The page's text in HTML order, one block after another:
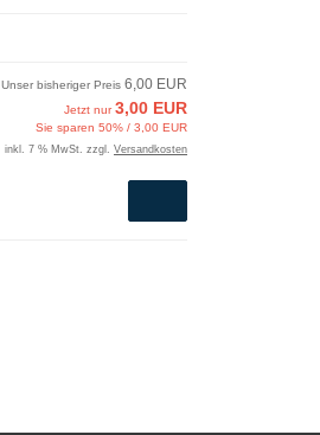
Unser bisheriger Preis 6,00 EUR
Jetzt nur3,00 EUR
Sie sparen 50% / 3,00 EUR
inkl. 7 % MwSt. zzgl. Versandkosten